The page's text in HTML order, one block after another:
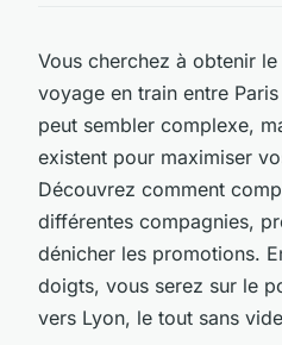
Vous cherchez à obtenir
voyage en train entre
peut sembler complexe,
existent pour maximiser
Découvrez comment
différentes compagnies,
dénicher les promotions.
doigts, vous serez sur le
vers Lyon, le tout sans